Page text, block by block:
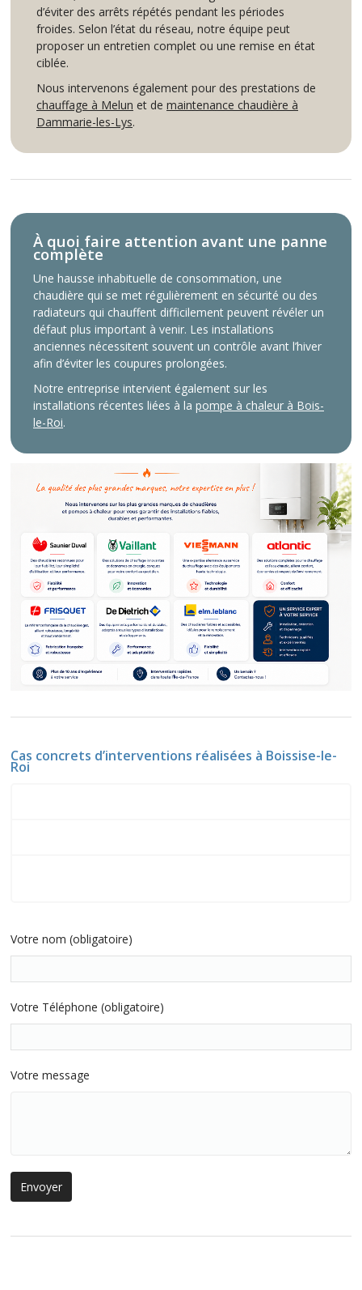
d’éviter des arrêts répétés pendant les périodes
froides. Selon l’état du réseau, notre équipe peut
proposer un entretien complet ou une remise en état
ciblée.
Nous intervenons également pour des prestations de
chauffage à Melun et de maintenance chaudière à
Dammarie-les-Lys.
À quoi faire attention avant une panne
complète
Une hausse inhabituelle de consommation, une
chaudière qui se met régulièrement en sécurité ou des
radiateurs qui chauffent difficilement peuvent révéler un
défaut plus important à venir. Les installations
anciennes nécessitent souvent un contrôle avant l’hiver
afin d’éviter les coupures prolongées.
Notre entreprise intervient également sur les
installations récentes liées à la pompe à chaleur à Bois-
le-Roi.
Cas concrets d’interventions réalisées à Boissise-le-
Roi
Votre nom (obligatoire)
Votre Téléphone (obligatoire)
Votre message